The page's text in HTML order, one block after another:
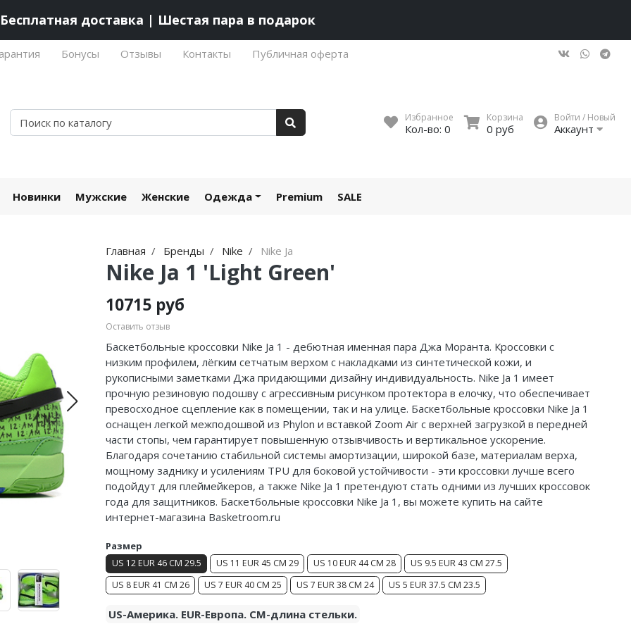
Бесплатная доставка | Шестая пара в подарок
Бонусы Отзывы Контакты Публичная оферта
Избранное
Кол-во: 0
Корзина
0 руб
Войти / Новый
Аккаунт
Новинки Мужские Женские Одежда Premium SALE
Главная Бренды Nike Nike Ja
Nike Ja 1 'Light Green'
10715 руб
Оставить отзыв
Баскетбольные кроссовки Nike Ja 1 - дебютная именная пара Джа Моранта. Кроссовки с
низким профилем, лёгким сетчатым верхом с накладками из синтетической кожи, и
рукописными заметками Джа придающими дизайну индивидуальность. Nike Ja 1 имеет
прочную резиновую подошву с агрессивным рисунком протектора в елочку, что обеспечивает
превосходное сцепление как в помещении, так и на улице. Баскетбольные кроссовки Nike Ja 1
оснащен легкоймежподошвой из Phylon и вставкой Zoom Air с верхней загрузкой в передней
части стопы, чем гарантирует повышенную отзывчивость и вертикальное ускорение.
Благодаря сочетанию стабильной системы амортизации, широкой базе, материалам верха,
мощному заднику и усилениям TPU для боковой устойчивости - эти кроссовки лучше всего
подойдут дляплеймейкеров, а также Nike Ja 1 претендуют стать одними из лучших кроссовок
года для защитников. Баскетбольные кроссовки Nike Ja 1, вы можете купить на сайте
интернет-магазина Basketroom.ru
Размер
US 12 EUR 46 CM 29.5 US 11 EUR 45 CM 29 US 10 EUR 44 CM 28
US 9.5 EUR 43 CM 27.5
US 8 EUR 41 CM 26
US 7 EUR 40 CM 25 US 7 EUR 38 CM 24 US 5 EUR 37.5 CM 23.5
US-Америка. EUR-Европа. CM-длина стельки.